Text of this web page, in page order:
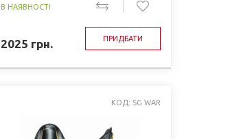
В НАЯВНОСТІ
2025 грн. ПРИДБАТИ
КОД: SG WAR